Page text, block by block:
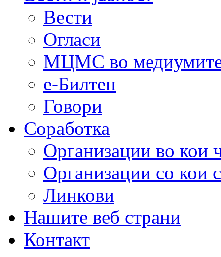
Вести
Огласи
МЦМС во
е-Билтен
Говори
Соработка
Организации во кои
Организации со кои
Линкови
Нашите веб страни
Контакт